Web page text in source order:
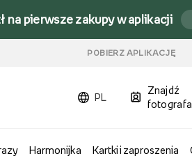
na pierwsze zakupy w aplikacji
POBIERZ APLIKACJĘ
PL
Znajdź
fotografa
Harmonijka Kartki i zaproszenia